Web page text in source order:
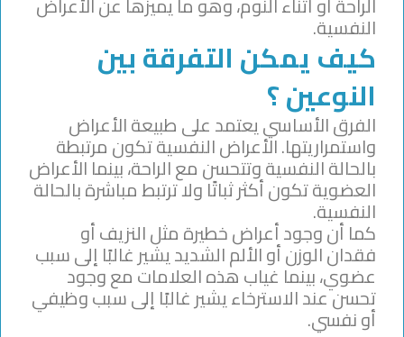
النفسية.
كيف يمكن التفرقة بين
النوعين ؟
الفرق الأساسي يعتمد على طبيعة الأعراض
واستمراريتها. الأعراض النفسية تكون مرتبطة
بالحالة النفسية وتتحسن مع الراحة، بينما الأعراض
العضوية تكون أكثر ثباتًا ولا ترتبط مباشرة بالحالة
النفسية.
كما أن وجود أعراض خطيرة مثل النزيف أو
فقدان الوزن أو الألم الشديد يشير غالبًا إلى سبب
عضوي، بينما غياب هذه العلامات مع وجود
تحسن عند الاسترخاء يشير غالبًا إلى سبب وظيفي
أو نفسي.